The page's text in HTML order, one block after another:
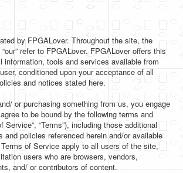
by FPGALover. Throughout the site, the
“our” refer to FPGALover. FPGALover offers this
information, tools and services available from
conditioned upon your acceptance of all
and notices stated here.
or purchasing something from us, you engage
to be bound by the following terms and
Service”, “Terms”), including those additional
and policies referenced herein and/or available
of Service apply to all users of the site,
users who are browsers, vendors,
and/ or contributors of content.